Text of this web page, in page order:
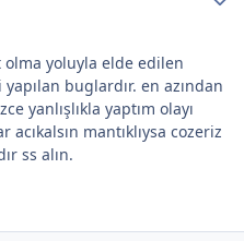
yoluyla elde edilen
buglardır. en azından
yanlışlıkla yaptım olayı
mantıklıysa cozeriz
ss alın.